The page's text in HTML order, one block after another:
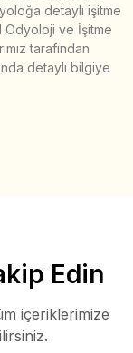
detaylı işitme
Odyoloji ve İşitme
tarafından
detaylı bilgiye
Edin
içeriklerimize